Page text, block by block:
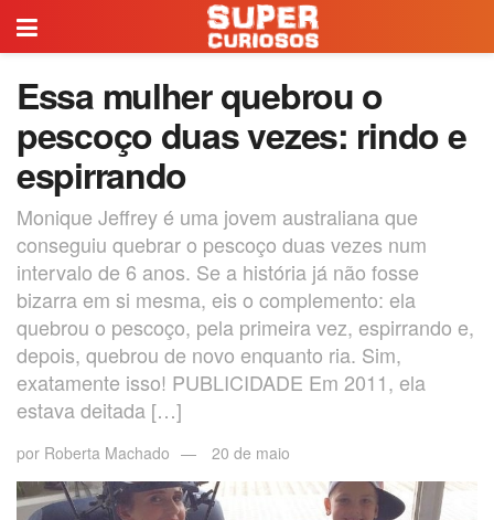
Essa mulher quebrou o
pescoço duas vezes: rindo e
espirrando
Monique Jeffrey é uma jovem australiana que
conseguiu quebrar o pescoço duas vezes num
intervalo de 6 anos. Se a história já não fosse
bizarra em si mesma, eis o complemento: ela
quebrou o pescoço, pela primeira vez, espirrando e,
depois, quebrou de novo enquanto ria. Sim,
exatamente isso! PUBLICIDADE Em 2011, ela
estava deitada […]
por Roberta Machado 20 de maio